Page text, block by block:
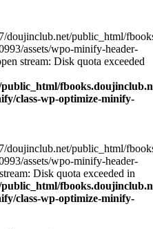
doujinclub.net/public_html/
assets/wpo-minify-header-
stream: Disk quota exceeded
class-wp-optimize-minify-
doujinclub.net/public_html/
assets/wpo-minify-header-
Disk quota exceeded in
class-wp-optimize-minify-